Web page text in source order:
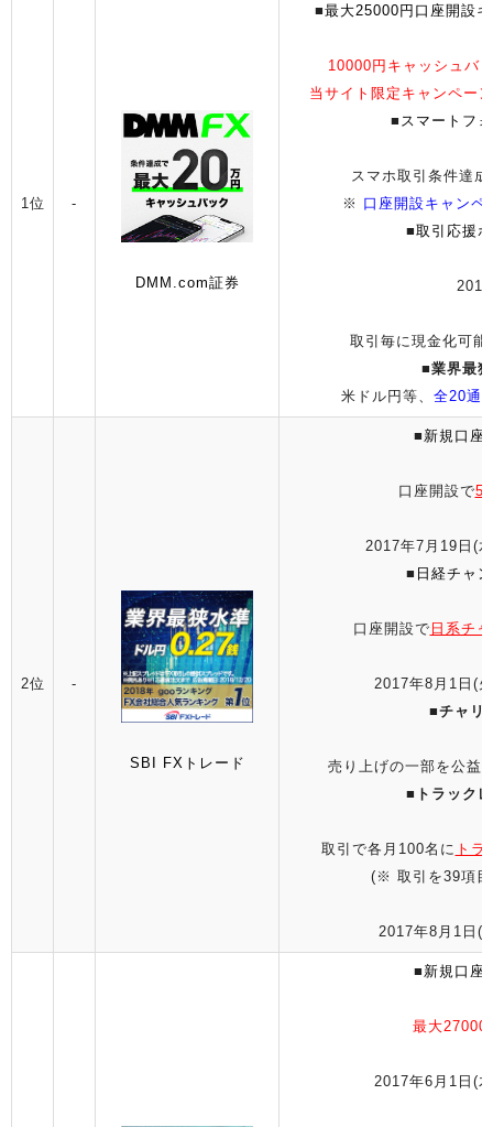
1位 -
DMM.com証券
■最大25000円口座開設
10000円キャッシュバ
当サイト限定キャンペー
■ スマートフ
スマホ取引条件達成
※ 口座開設キャンペ
■取引応援
2014
取引毎に現金化可能
■業界最
米ドル円等、 全20通
2位 -
SBI FXトレード
■ 新規口座
口座開設で
2017年7月19日(
■ 日経チャ
口座開設で 日系チ
2017年8月1日(
■チャリ
売り上げの一部を公益
■ トラック
取引で各月100名に トラ
(※ 取引を39項目
2017年8月1日(
■ 新規口座
最大27000
2017年6月1日(